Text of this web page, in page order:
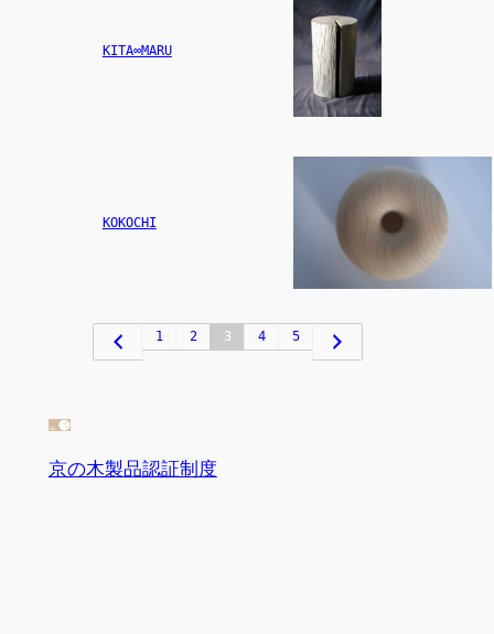
KITA∞MARU
KOKOCHI
1 2 3 4 5
京の木製品認証制度